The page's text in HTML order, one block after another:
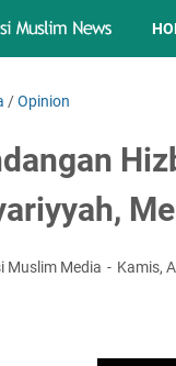
/Opinion
Muslim Media Kamis,